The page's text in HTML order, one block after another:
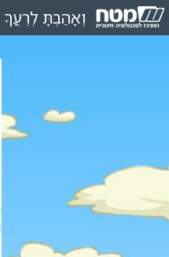
וְאָהַבְתָּ לְרֵעֲךָ